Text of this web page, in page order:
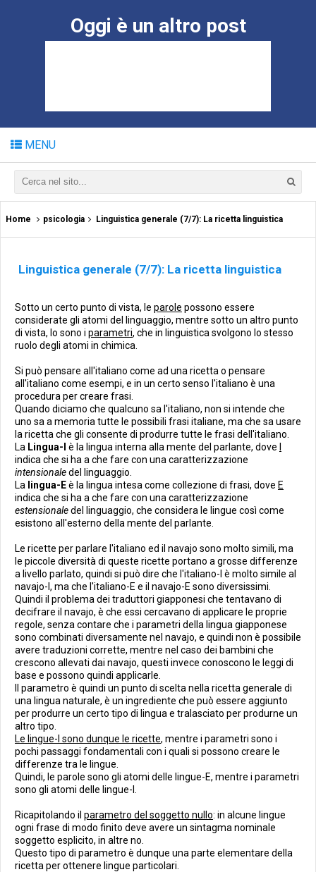
Oggi è un altro post
MENU
Home psicologia Linguistica generale (7/7): La ricetta linguistica
Linguistica generale (7/7): La ricetta linguistica
Sotto un certo punto di vista, le parole possono essere
considerate gli atomi del linguaggio, mentre sotto un altro punto
di vista, lo sono i parametri, che in linguistica svolgono lo stesso
ruolo degli atomi in chimica.
Si può pensare all'italiano come ad una ricetta o pensare
all'italiano come esempi, e in un certo senso l'italiano è una
procedura per creare frasi.
Quando diciamo che qualcuno sa l'italiano, non si intende che
uno sa a memoria tutte le possibili frasi italiane, ma che sa usare
la ricetta che gli consente di produrre tutte le frasi dell'italiano.
La Lingua-I è la lingua interna alla mente del parlante, dove
indica che si ha a che fare con una caratterizzazione
intensionaledel linguaggio.
La lingua-Eè la lingua intesa come collezione di frasi, dove E
indica che si ha a che fare con una caratterizzazione
estensionaledel linguaggio, che considera le lingue così come
esistono all'esterno della mente del parlante.
Le ricette per parlare l'italiano ed il navajo sono molto simili, ma
le piccole diversità di queste ricette portano a grosse differenze
a livello parlato, quindi si può dire che l'italiano-I è molto simile al
navajo-I, ma che l'italiano-E e il navajo-E sono diversissimi.
Quindi il problema dei traduttori giapponesi che tentavano di
decifrare il navajo, è che essi cercavano di applicare le proprie
regole, senza contare che i parametri della lingua giapponese
sono combinati diversamente nel navajo, e quindi non è possibile
avere traduzioni corrette, mentre nel caso dei bambini che
crescono allevati dai navajo, questi invece conoscono le leggi di
base e possono quindi applicarle.
Il parametro è quindi un punto di scelta nella ricetta generale di
una lingua naturale, è un ingrediente che può essere aggiunto
per produrre un certo tipo di lingua e tralasciato per produrne un
altro tipo.
Le lingue-I sono dunque le ricette, mentre i parametri sono i
pochi passaggi fondamentali con i quali si possono creare le
differenze tra le lingue.
Quindi, le parole sono gli atomi delle lingue-E, mentre i parametri
sono gli atomi delle lingue-I.
Ricapitolando il parametro del soggetto nullo: in alcune lingue
ogni frase di modo finito deve avere un sintagma nominale
soggetto esplicito, in altre no.
Questo tipo di parametro è dunque una parte elementare della
ricetta per ottenere lingue particolari.